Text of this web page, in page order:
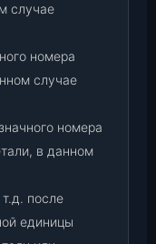
случае
номера
случае
номера
в данном
т.д. после
единицы